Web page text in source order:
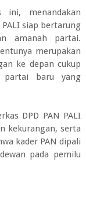
ini, menandakan
siap bertarung
amanah partai.
merupakan
ke depan cukup
baru yang
DPD PAN PALI
kekurangan, serta
kader PAN dipali
pada pemilu